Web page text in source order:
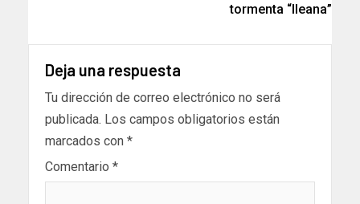
tormenta “Ileana”
Deja una respuesta
Tu dirección de correo electrónico no será
publicada. Los campos obligatorios están
marcados con *
Comentario *